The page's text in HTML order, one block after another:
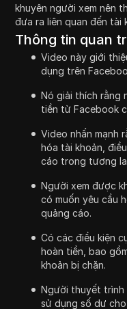
khuyên người xem nên
đưa ra liên quan đến tài
Thông tin quan
Video này giới
dụng trên
Nó giải thích rằng
tiền từ Facebook
Video nhấn mạnh
hóa tài khoản,
cáo trong tương
Người xem được
có muốn yêu cầu
quảng cáo.
Có các điều kiện
hoàn tiền, bao
khoản bị chặn.
Người thuyết trình
sử dụng số dư